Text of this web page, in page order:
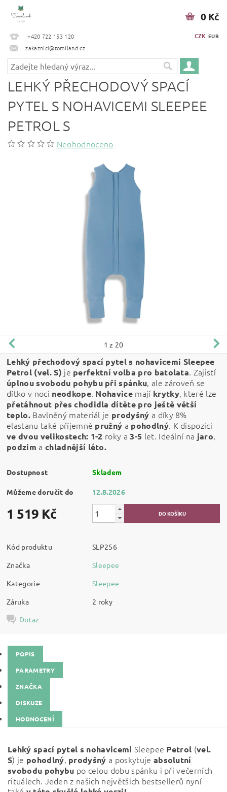
+420 722 153 120
zakaznici@tomiland.cz
CZK EUR
0 Kč
LEHKÝ PŘECHODOVÝ SPACÍ
PYTEL S NOHAVICEMI SLEEPEE
PETROL S
Neohodnoceno
1 z 20
Lehký přechodový spací pytel s nohavicemi Sleepee
Petrol (vel. S) je perfektní volba pro batolata. Zajistí
úplnou svobodu pohybu při spánku, ale zároveň se
dítko v noci neodkope. Nohavice mají krytky, které lze
přetáhnout přes chodidla dítěte pro ještě větší
teplo. Bavlněný materiál je prodyšný a díky 8%
elastanu také příjemně pružný a pohodlný. K dispozici
ve dvou velikostech: 1-2 roky a3-5 let. Ideální na jaro,
podzim a chladnější léto.
Dostupnost Skladem
Můžeme doručit do 12.8.2026
1 519 Kč
Kód produktu
SLP256
Značka
Sleepee
Kategorie
Sleepee
Záruka
2 roky
Dotaz
POPIS
PARAMETRY
ZNAČKA
DISKUZE
HODNOCENÍ
Lehký spací pytel s nohavicemi Sleepee Petrol (vel.
S) je pohodlný, prodyšný a poskytuje absolutní
svobodu pohybu po celou dobu spánku i při večerních
rituálech. Jeden z našich největších bestsellerů nyní